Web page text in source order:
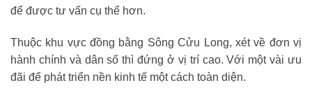
để được tư vấn cụ thể hơn.
Thuộc khu vực đồng bằng Sông Cửu Long, xét về đơn vị
hành chính và dân số thì đứng ở vị trí cao. Với một vài ưu
đãi để phát triển nền kinh tế một cách toàn diện.